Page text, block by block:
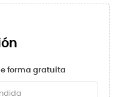
forma gratuita